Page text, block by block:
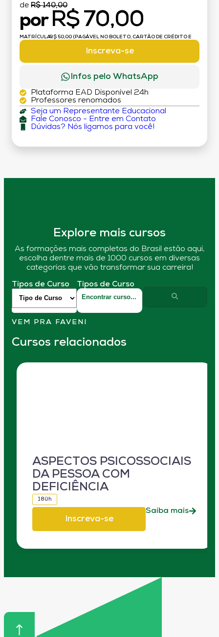
de R$ 140,00
por R$ 70,00
MATRÍCULA:R$ 50,00 (PAGÁVEL NO BOLETO, CARTÃO DE CRÉDITO E
Inscreva-se
Infos pelo WhatsApp
Plataforma EAD Disponível 24h
Professores renomados
Seja um Representante Educacional
Fale Conosco - Entre em Contato
Dúvidas? Nós ligamos para você!
Explore mais cursos
As formações mais completas do Brasil estão aqui,
escolha dentre mais de 1000 cursos em diversas
categorias que vão transformar sua carreira!
Tipos de Curso Tipos de Curso
VEM PRA FAVENI
Cursos relacionados
ASPECTOS PSICOSSOCIAIS
DA PESSOA COM
DEFICIÊNCIA
180h
Inscreva-se
Saiba mais